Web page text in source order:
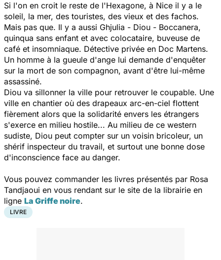
Si l'on en croit le reste de l'Hexagone, à Nice il y a le
soleil, la mer, des touristes, des vieux et des fachos.
Mais pas que. Il y a aussi Ghjulia - Diou - Boccanera,
quinqua sans enfant et avec colocataire, buveuse de
café et insomniaque. Détective privée en Doc Martens.
Un homme à la gueule d'ange lui demande d'enquêter
sur la mort de son compagnon, avant d'être lui-même
assassiné.
Diou va sillonner la ville pour retrouver le coupable. Une
ville en chantier où des drapeaux arc-en-ciel flottent
fièrement alors que la solidarité envers les étrangers
s'exerce en milieu hostile... Au milieu de ce western
sudiste, Diou peut compter sur un voisin bricoleur, un
shérif inspecteur du travail, et surtout une bonne dose
d'inconscience face au danger.
Vous pouvez commander les livres présentés par Rosa
Tandjaoui en vous rendant sur le site de la librairie en
ligne La Griffe noire.
LIVRE